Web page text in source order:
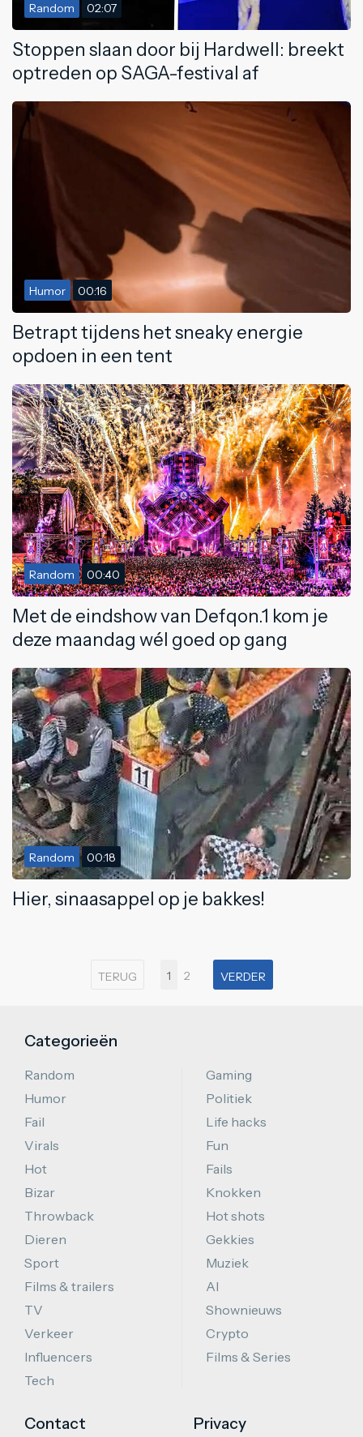
Random 02:07
Stoppen slaan door bij Hardwell: breekt
optreden op SAGA-festival af
Humor 00:16
Betrapt tijdens het sneaky energie
opdoen in een tent
Random 00:40
Met de eindshow van Defqon.1 kom je
deze maandag wél goed op gang
Random 00:18
Hier, sinaasappel op je bakkes!
TERUG 1 2 VERDER
Categorieën
Random
Humor
Fail
Virals
Hot
Bizar
Throwback
Dieren
Sport
Films & trailers
TV
Verkeer
Influencers
Tech
Gaming
Politiek
Life hacks
Fun
Fails
Knokken
Hot shots
Gekkies
Muziek
AI
Shownieuws
Crypto
Films & Series
Contact Privacy